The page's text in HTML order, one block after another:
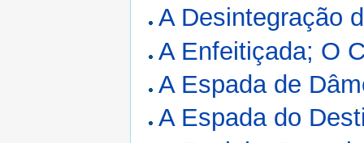
A Desintegração
A Enfeitiçada; O
A Espada de
A Espada do